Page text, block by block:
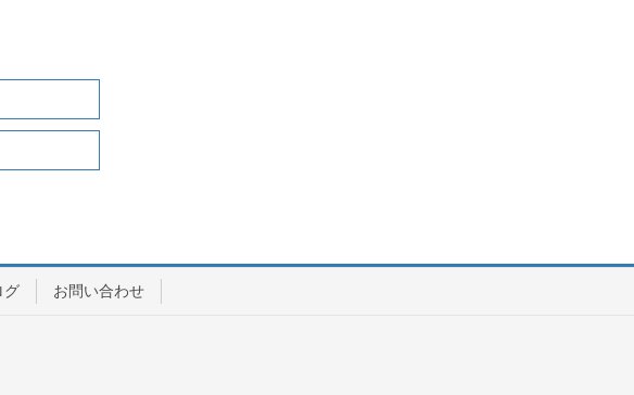
グ お問い合わせ